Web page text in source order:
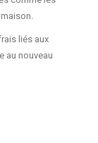
liés aux
au nouveau